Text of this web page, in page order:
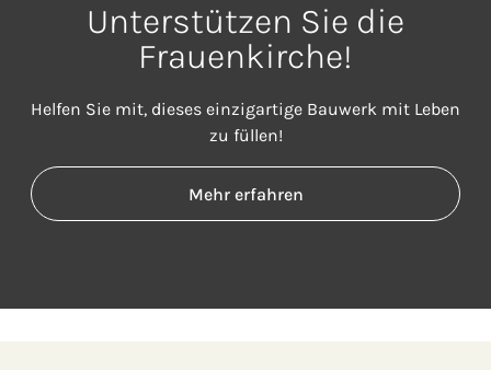
Unterstützen Sie die
Frauenkirche!
Helfen Sie mit, dieses einzigartige Bauwerk mit Leben
zu füllen!
Mehr erfahren